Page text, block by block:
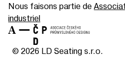
Nous faisons partie de
industriel
© 2026 LD Seating s.r.o.